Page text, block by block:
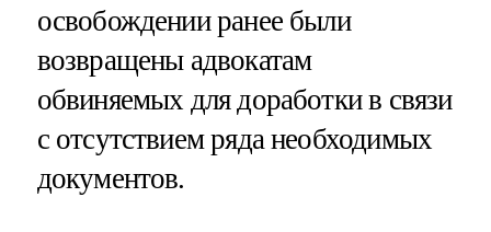
освобождении ранее были
возвращены адвокатам
обвиняемых для доработки в связи
с отсутствием ряда необходимых
документов.